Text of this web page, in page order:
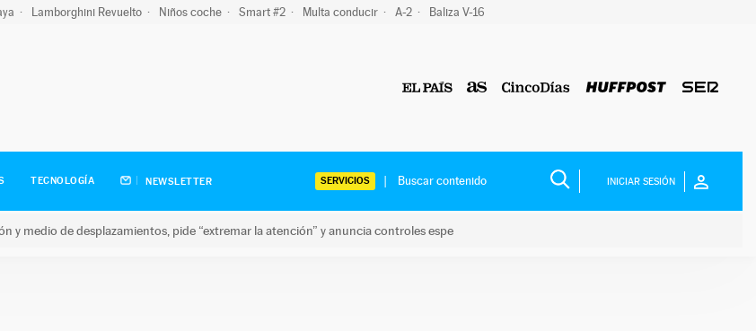
Lamborghini Revuelto Niños coche Smart #2 Multa conducir A-2 Baliza V-16
TECNOLOGÍA NEWSLETTER SERVICIOS INICIAR SESIÓN
y medio de desplazamientos, pide “extremar la atención” y anuncia controles espe